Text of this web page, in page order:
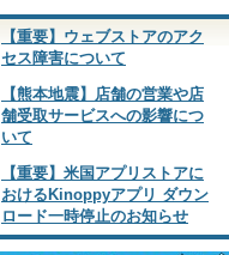
【重要】ウェブストアのアク
セス障害について
【熊本地震】店舗の営業や店
舗受取サービスへの影響につ
いて
【重要】米国アプリストアに
おけるKinoppyアプリ ダウン
ロード一時停止のお知らせ